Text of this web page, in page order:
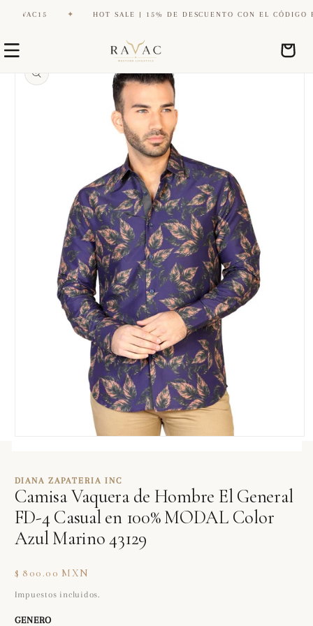
directamente
al contenido
HOT SALE | 15% DE DESCUENTO CON EL CÓDIGO
Carrito
directamente
información
en
una
ventana
modal
DIANA ZAPATERIA INC
Camisa Vaquera de Hombre El General
FD-4 Casual en 100% MODAL Color
Azul Marino 43129
Precio
habitual
$ 800.00 MXN
Impuestos incluidos.
GENERO